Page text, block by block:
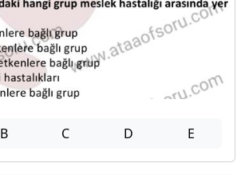
B C D E